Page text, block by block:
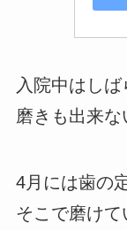
入院中はし
磨きも出来な
4月には歯の
そこで磨け